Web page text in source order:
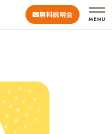
無料説明会
MENU